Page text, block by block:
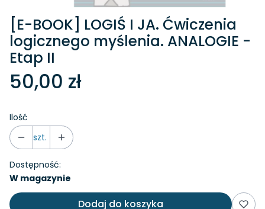
[E-BOOK] LOGIŚ I JA. Ćwiczenia
logicznego myślenia. ANALOGIE -
Etap II
50,00 zł
Ilość
szt.
Dostępność:
W magazynie
Dodaj do koszyka